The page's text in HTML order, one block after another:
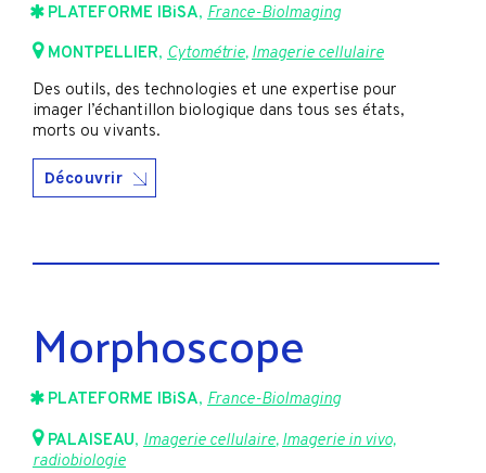
PLATEFORME IBiSA, France-BioImaging
MONTPELLIER, Cytométrie, Imagerie cellulaire
Des outils, des technologies et une expertise pour
imager l’échantillon biologique dans tous ses états,
morts ou vivants.
Découvrir
Morphoscope
PLATEFORME IBiSA, France-BioImaging
PALAISEAU, Imagerie cellulaire, Imagerie in vivo,
radiobiologie